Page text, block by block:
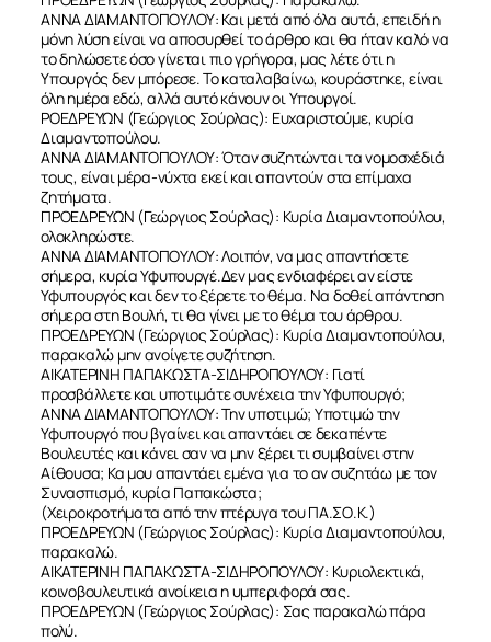
ΑΝΝΑ ΔΙΑΜΑΝΤΟΠΟΥΛΟΥ: Και μετά από όλα αυτά, επειδή η
μόνη λύση είναι να αποσυρθεί το άρθρο και θα ήταν καλό να
το δηλώσετε όσο γίνεται πιο γρήγορα, μας λέτε ότι η
Υπουργός δεν μπόρεσε. Το καταλαβαίνω, κουράστηκε, είναι
όλη ημέρα εδώ, αλλά αυτό κάνουν οι Υπουργοί.
ΡΟΕΔΡΕΥΩΝ (Γεώργιος Σούρλας): Ευχαριστούμε, κυρία
Διαμαντοπούλου.
ΑΝΝΑ ΔΙΑΜΑΝΤΟΠΟΥΛΟΥ: Όταν συζητώνται τα νομοσχέδιά
τους, είναι μέρα-νύχτα εκεί και απαντούν στα επίμαχα
ζητήματα.
ΠΡΟΕΔΡΕΥΩΝ (Γεώργιος Σούρλας): Κυρία Διαμαντοπούλου,
ολοκληρώστε.
ΑΝΝΑ ΔΙΑΜΑΝΤΟΠΟΥΛΟΥ: Λοιπόν, να μας απαντήσετε
σήμερα, κυρία Υφυπουργέ.Δεν μας ενδιαφέρει αν είστε
Υφυπουργός και δεν το ξέρετε το θέμα. Να δοθεί απάντηση
σήμερα στη Βουλή, τι θα γίνει με το θέμα του άρθρου.
ΠΡΟΕΔΡΕΥΩΝ (Γεώργιος Σούρλας): Κυρία Διαμαντοπούλου,
παρακαλώ μην ανοίγετε συζήτηση.
ΑΙΚΑΤΕΡΙΝΗ ΠΑΠΑΚΩΣΤΑ-ΣΙΔΗΡΟΠΟΥΛΟΥ: Γιατί
προσβάλλετε και υποτιμάτε συνέχεια την Υφυπουργό;
ΑΝΝΑ ΔΙΑΜΑΝΤΟΠΟΥΛΟΥ: Την υποτιμώ; Υποτιμώ την
Υφυπουργό που βγαίνει και απαντάει σε δεκαπέντε
Βουλευτές και κάνει σαν να μην ξέρει τι συμβαίνει στην
Αίθουσα; Κα μου απαντάει εμένα για το αν συζητάω με τον
Συνασπισμό, κυρία Παπακώστα;
(Χειροκροτήματα από την πτέρυγα του ΠΑ.ΣΟ.Κ.)
ΠΡΟΕΔΡΕΥΩΝ (Γεώργιος Σούρλας): Κυρία Διαμαντοπούλου,
παρακαλώ.
ΑΙΚΑΤΕΡΙΝΗ ΠΑΠΑΚΩΣΤΑ-ΣΙΔΗΡΟΠΟΥΛΟΥ: Κυριολεκτικά,
κοινοβουλευτικά ανοίκεια η υμπεριφορά σας.
ΠΡΟΕΔΡΕΥΩΝ (Γεώργιος Σούρλας): Σας παρακαλώ πάρα
πολύ.